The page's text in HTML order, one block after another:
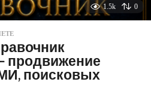
1.5k 0
продвижение
поисковых